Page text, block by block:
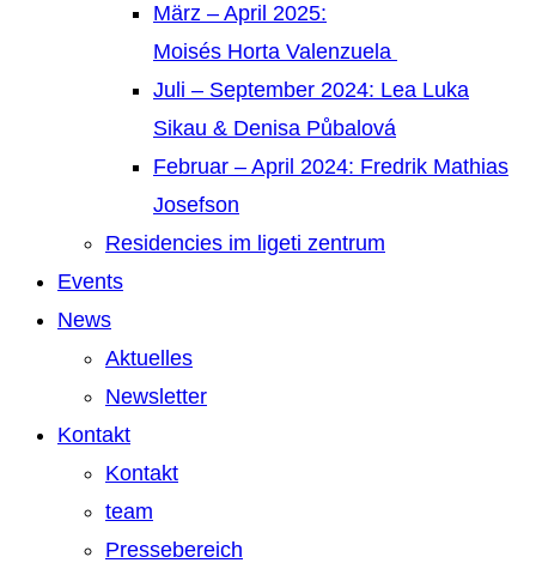
März – April 2025:
Moisés Horta Valenzuela
Juli – September 2024: Lea Luka
Sikau & Denisa Půbalová
Februar – April 2024: Fredrik Mathias
Josefson
Residencies im ligeti zentrum
Events
News
Aktuelles
Newsletter
Kontakt
Kontakt
team
Pressebereich